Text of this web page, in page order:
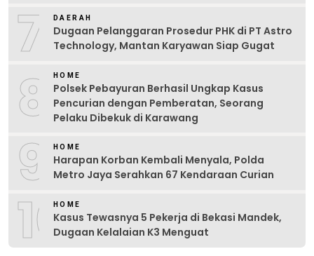
7 DAERAH
Dugaan Pelanggaran Prosedur PHK di PT Astro
Technology, Mantan Karyawan Siap Gugat
8 HOME
Polsek Pebayuran Berhasil Ungkap Kasus
Pencurian dengan Pemberatan, Seorang
Pelaku Dibekuk di Karawang
9 HOME
Harapan Korban Kembali Menyala, Polda
Metro Jaya Serahkan 67 Kendaraan Curian
10HOME
Kasus Tewasnya 5 Pekerja di Bekasi Mandek,
Dugaan Kelalaian K3 Menguat